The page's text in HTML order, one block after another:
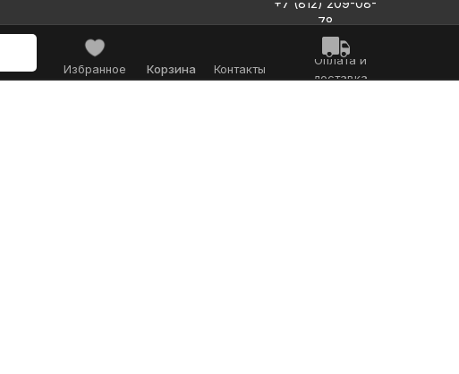
+7 (812) 209-08-
78
Оплата и
доставка
Контакты
Избранное Корзина